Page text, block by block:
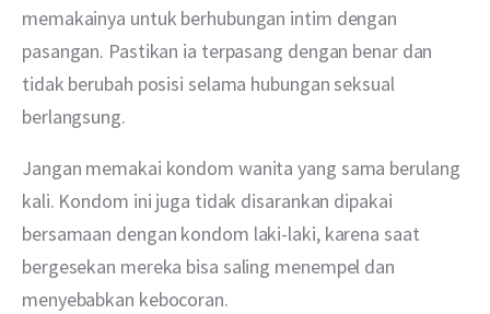
memakainya untuk berhubungan intim dengan
pasangan. Pastikan ia terpasang dengan benar dan
tidak berubah posisi selama hubungan seksual
berlangsung.
Jangan memakai kondom wanita yang sama berulang
kali. Kondom ini juga tidak disarankan dipakai
bersamaan dengan kondom laki-laki, karena saat
bergesekan mereka bisa saling menempel dan
menyebabkan kebocoran.